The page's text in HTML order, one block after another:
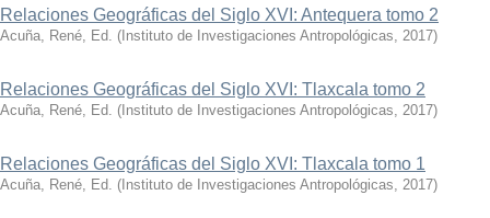
Relaciones Geográficas del Siglo XVI: Antequera tomo 2
Acuña, René, Ed. ( Instituto de Investigaciones Antropológicas, 2017)
Relaciones Geográficas del Siglo XVI: Tlaxcala tomo 2
Acuña, René, Ed. ( Instituto de Investigaciones Antropológicas, 2017)
Relaciones Geográficas del Siglo XVI: Tlaxcala tomo 1
Acuña, René, Ed. ( Instituto de Investigaciones Antropológicas, 2017)